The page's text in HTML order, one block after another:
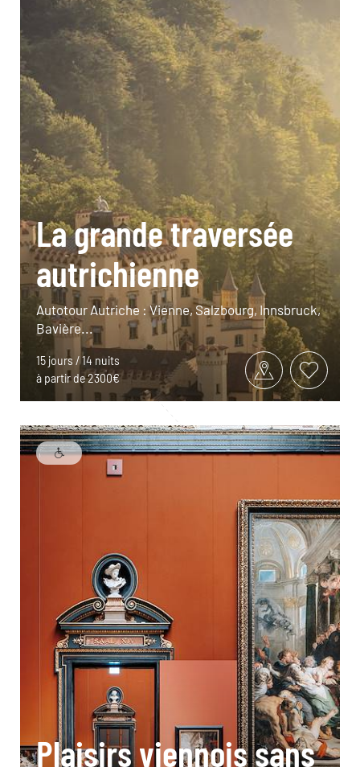
La grande traversée
autrichienne
Autotour Autriche : Vienne, Salzbourg, Innsbruck,
Bavière...
15 jours / 14 nuits
à partir de 2300€
Plaisirs viennois sans